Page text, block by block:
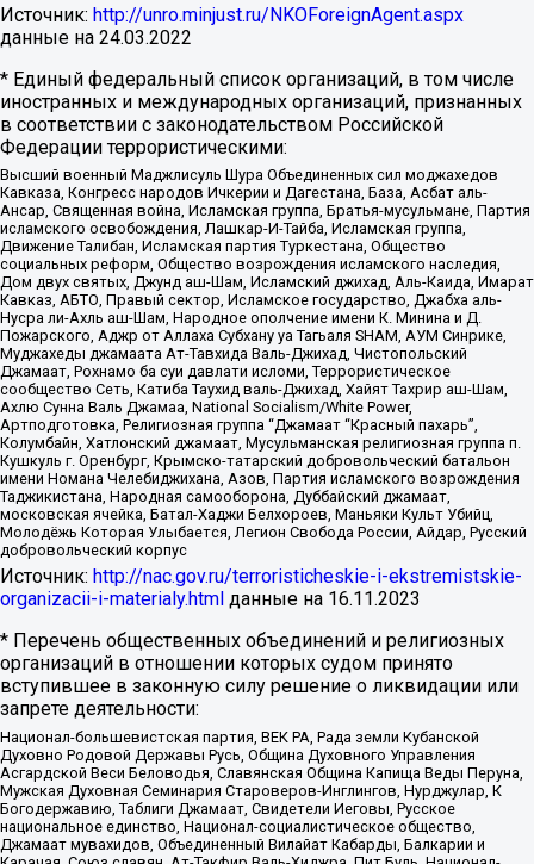
Источник: http://unro.minjust.ru/NKOForeignAgent.aspx
данные на 24.03.2022
* Единый федеральный список организаций, в том числе
иностранных и международных организаций, признанных
в соответствии с законодательством Российской
Федерации террористическими:
Высший военный Маджлисуль Шура Объединенных сил моджахедов
Кавказа, Конгресс народов Ичкерии и Дагестана, База, Асбат аль-
Ансар, Священная война, Исламская группа, Братья-мусульмане, Партия
исламского освобождения, Лашкар-И-Тайба, Исламская группа,
Движение Талибан, Исламская партия Туркестана, Общество
социальных реформ, Общество возрождения исламского наследия,
Дом двух святых, Джунд аш-Шам, Исламский джихад, Аль-Каида, Имарат
Кавказ, АБТО, Правый сектор, Исламское государство, Джабха аль-
Нусра ли-Ахль аш-Шам, Народное ополчение имени К. Минина и Д.
Пожарского, Аджр от Аллаха Субхану уа Тагьаля SHAM, АУМ Синрике,
Муджахеды джамаата Ат-Тавхида Валь-Джихад, Чистопольский
Джамаат, Рохнамо ба суи давлати исломи, Террористическое
сообщество Сеть, Катиба Таухид валь-Джихад, Хайят Тахрир аш-Шам,
Ахлю Сунна Валь Джамаа, National Socialism/White Power,
Артподготовка, Религиозная группа “Джамаат “Красный пахарь”,
Колумбайн, Хатлонский джамаат, Мусульманская религиозная группа п.
Кушкуль г. Оренбург, Крымско-татарский добровольческий батальон
имени Номана Челебиджихана, Азов, Партия исламского возрождения
Таджикистана, Народная самооборона, Дуббайский джамаат,
московская ячейка, Батал-Хаджи Белхороев, Маньяки Культ Убийц,
Молодёжь Которая Улыбается, Легион Свобода России, Айдар, Русский
добровольческий корпус
Источник: http://nac.gov.ru/terroristicheskie-i-ekstremistskie-
organizacii-i-materialy.html данные на 16.11.2023
* Перечень общественных объединений и религиозных
организаций в отношении которых судом принято
вступившее в законную силу решение о ликвидации или
запрете деятельности:
Национал-большевистская партия, ВЕК РА, Рада земли Кубанской
Духовно Родовой Державы Русь, Община Духовного Управления
Асгардской Веси Беловодья, Славянская Община Капища Веды Перуна,
Мужская Духовная Семинария Староверов-Инглингов, Нурджулар, К
Богодержавию, Таблиги Джамаат, Свидетели Иеговы, Русское
национальное единство, Национал-социалистическое общество,
Джамаат мувахидов, Объединенный Вилайат Кабарды, Балкарии и